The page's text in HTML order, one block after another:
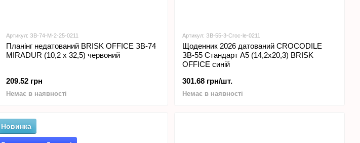
Артикул: ЗВ-74-М-2-25-0211
Планінг недатований BRISK OFFICE ЗВ-74
MIRADUR (10,2 х 32,5) червоний
209.52 грн
Немає в наявності
Артикул: ЗВ-55-3-Croc-le-0211
Щоденник 2026 датований CROCODILE
ЗВ-55 Стандарт А5 (14,2х20,3) BRISK
OFFICE синій
301.68 грн/шт.
Немає в наявності
Новинка